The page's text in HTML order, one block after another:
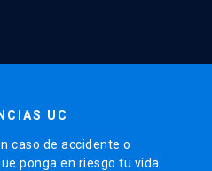
UC
caso de accidente o
ponga en riesgo tu vida